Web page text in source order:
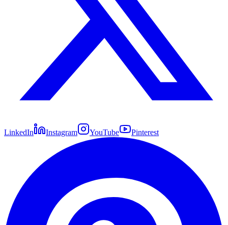
LinkedIn Instagram YouTube Pinterest